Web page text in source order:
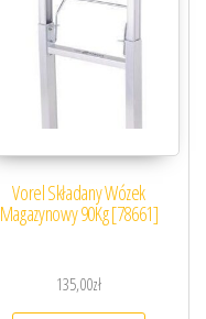
Vorel Składany Wózek
Magazynowy 90Kg [78661]
135,00zł